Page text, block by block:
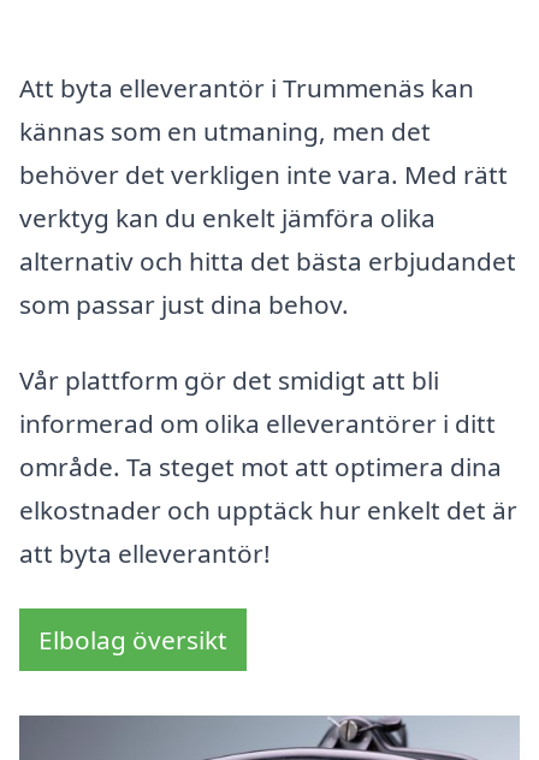
Att byta elleverantör i Trummenäs kan
kännas som en utmaning, men det
behöver det verkligen inte vara. Med rätt
verktyg kan du enkelt jämföra olika
alternativ och hitta det bästa erbjudandet
som passar just dina behov.
Vår plattform gör det smidigt att bli
informerad om olika elleverantörer i ditt
område. Ta steget mot att optimera dina
elkostnader och upptäck hur enkelt det är
att byta elleverantör!
Elbolag översikt